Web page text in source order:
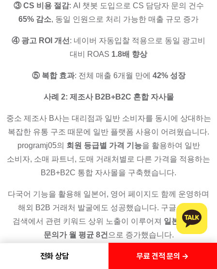
③ CS 비용 절감: AI 챗봇 도입으로 CS 담당자 문의 건수
65% 감소, 동일 인원으로 처리 가능한 매출 규모 증가
④ 광고 ROI 개선 : 네이버 자동입찰 적용으로 동일 광고비
대비 ROAS 1.8배 향상
⑤ 복합 효과: 전체 매출 6개월 만에 42% 성장
사례 2: 제조사 B2B+B2C 혼합 자사몰
중소 제조사 B사는 대리점과 일반 소비자를 동시에 상대하는
복잡한 유통 구조 때문에 일반 플랫폼 사용이 어려웠습니다.
programj05의 회원 등급별 가격 기능을 활용하여 일반
소비자, 소매 파트너, 도매 거래처별로 다른 가격을 적용하는
B2B+B2C 통합 자사몰을 구축했습니다.
다국어 기능을 활용해 일본어, 영어 페이지도 함께 운영하며
해외 B2B 거래처 발굴에도 성공했습니다. 구글 Japan
검색에서 관련 키워드 상위 노출이 이루어져 일본 거래처
문의가 월 평균 8건 으로 증가했습니다.
전화 상담 무료 견적 문의 →